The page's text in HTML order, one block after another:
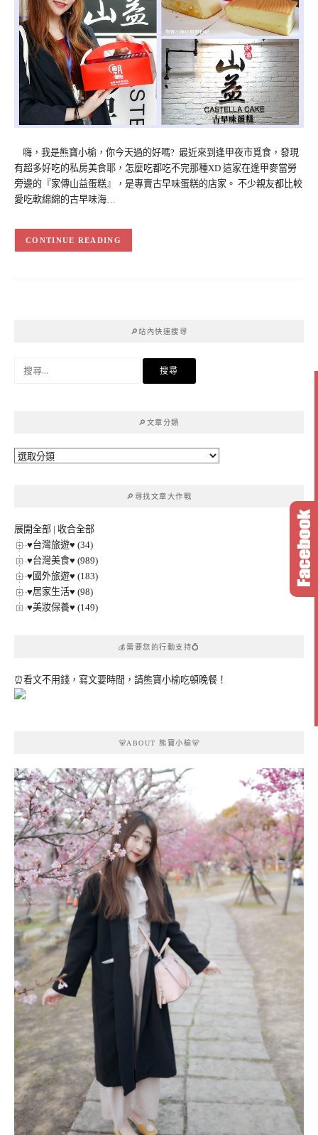
嗨，我是熊寶小榆，你今天過的好嗎? 最近來到逢甲夜市覓食，發現
有超多好吃的私房美食耶，怎麼吃都吃不完那種XD 這家在逢甲麥當勞
旁邊的『家傳山益蛋糕』，是專賣古早味蛋糕的店家。 不少親友都比較
愛吃軟綿綿的古早味海…
CONTINUE READING
🔎站內快速搜尋
🔎文章分類
🔎
🔎尋找文章大作戰
展開全部 | 收合全部
♥台灣旅遊♥ (34)
♥台灣美食♥ (989)
♥國外旅遊♥ (183)
♥居家生活♥ (98)
♥美妝保養♥ (149)
💰需要您的行動支持💍
⏰看文不用錢，寫文要時間，請熊寶小榆吃頓晚餐！
🐻ABOUT 熊寶小榆🐻